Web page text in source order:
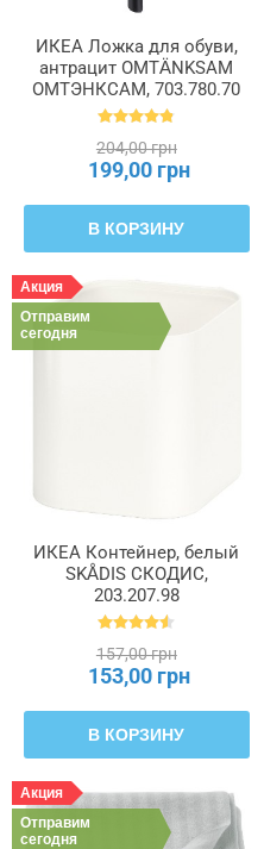
ИКЕА Ложка для обуви,
антрацит OMTÄNKSAM
ОМТЭНКСАМ, 703.780.70
204,00 грн
199,00 грн
В КОРЗИНУ
Акция
Отправим
сегодня
ИКЕА Контейнер, белый
SKÅDIS СКОДИС,
203.207.98
157,00 грн
153,00 грн
В КОРЗИНУ
Акция
Отправим
сегодня